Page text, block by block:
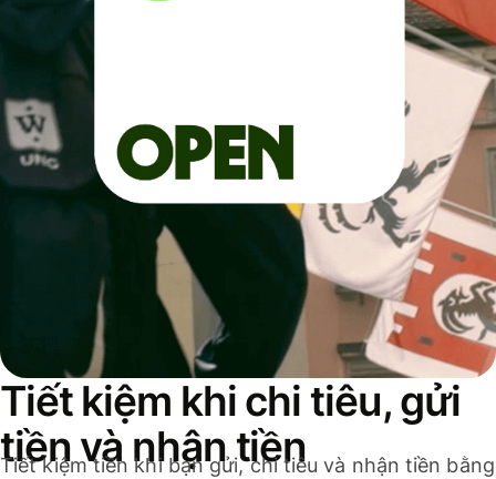
Tiết kiệm khi chi tiêu, gửi
tiền và nhận tiền
Tiết kiệm tiền khi bạn gửi, chi tiêu và nhận tiền bằng